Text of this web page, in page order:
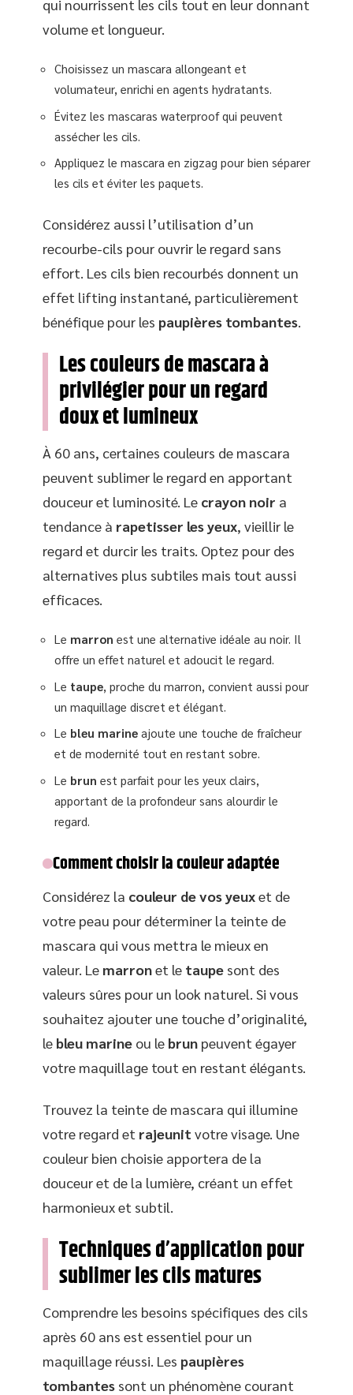
qui nourrissent les cils tout en leur donnant
volume et longueur.
Choisissez un mascara allongeant et
volumateur, enrichi en agents hydratants.
Évitez les mascaras waterproof qui peuvent
assécher les cils.
Appliquez le mascara en zigzag pour bien séparer
les cils et éviter les paquets.
Considérez aussi l’utilisation d’un
recourbe-cils pour ouvrir le regard sans
effort. Les cils bien recourbés donnent un
effet lifting instantané, particulièrement
bénéfique pour les paupières tombantes
Les couleurs de mascara à
privilégier pour un regard
doux et lumineux
À 60 ans, certaines couleurs de mascara
peuvent sublimer le regard en apportant
douceur et luminosité. Le crayon noir a
tendance à rapetisser les yeux, vieillir le
regard et durcir les traits. Optez pour des
alternatives plus subtiles mais tout aussi
efficaces.
Le marron est une alternative idéale au noir. Il
offre un effet naturel et adoucit le regard.
Le taupe , proche du marron, convient aussi pour
un maquillage discret et élégant.
Le bleu marine ajoute une touche de fraîcheur
et de modernité tout en restant sobre.
Le brun est parfait pour les yeux clairs,
apportant de la profondeur sans alourdir le
regard.
Comment choisir la couleur adaptée
Considérez la couleur de vos yeuxet de
votre peau pour déterminer la teinte de
mascara qui vous mettra le mieux en
valeur. Le marronet le taupe sont des
valeurs sûres pour un look naturel. Si vous
souhaitez ajouter une touche d’originalité,
le bleu marine ou le brun peuvent égayer
votre maquillage tout en restant élégants.
Trouvez la teinte de mascara qui illumine
votre regard et rajeunit votre visage. Une
couleur bien choisie apportera de la
douceur et de la lumière, créant un effet
harmonieux et subtil.
Techniques d’application pour
sublimer les cils matures
Comprendre les besoins spécifiques des cils
après 60 ans est essentiel pour un
maquillage réussi. Les paupières
tombantes sont un phénomène courant